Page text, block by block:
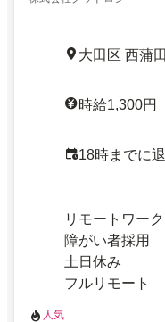
大田区 西蒲
時給1,300円
18時までに
リモートワーク
障がい者採用
土日休み
フルリモート
人気